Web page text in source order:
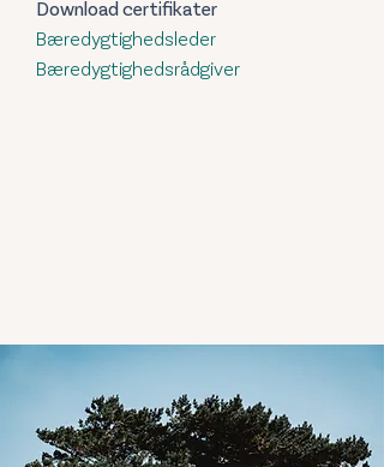
Download certifikater
Bæredygtighedsleder
Bæredygtighedsrådgiver